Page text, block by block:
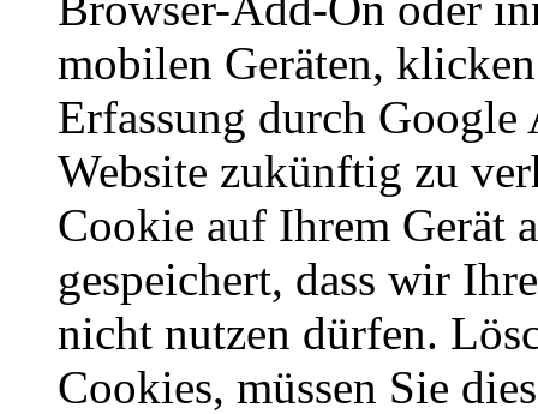
mobilen Geräten,
Erfassung durch
Website zukünftig zu
Cookie auf Ihrem Gerät
gespeichert, dass wir
nicht nutzen dürfen.
Cookies, müssen Sie